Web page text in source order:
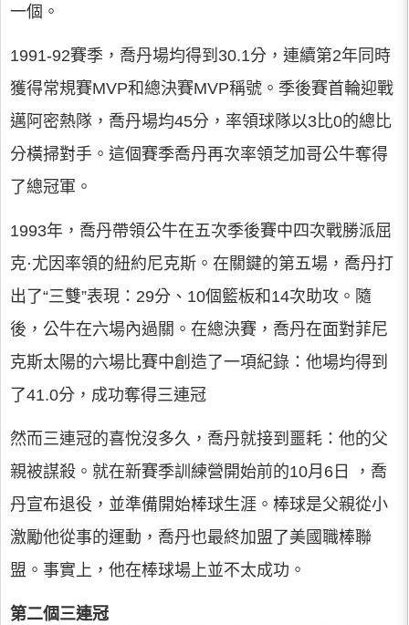
一個。
1991-92賽季，喬丹場均得到30.1分，連續第2年同時
獲得常規賽MVP和總決賽MVP稱號。季後賽首輪迎戰
邁阿密熱隊，喬丹場均45分，率領球隊以3比0的總比
分橫掃對手。這個賽季喬丹再次率領芝加哥公牛奪得
了總冠軍。
1993年，喬丹帶領公牛在五次季後賽中四次戰勝派屈
克·尤因率領的紐約尼克斯。在關鍵的第五場，喬丹打
出了“三雙”表現：29分、10個籃板和14次助攻。隨
後，公牛在六場內過關。在總決賽，喬丹在面對菲尼
克斯太陽的六場比賽中創造了一項紀錄：他場均得到
了41.0分，成功奪得三連冠
然而三連冠的喜悅沒多久，喬丹就接到噩耗：他的父
親被謀殺。就在新賽季訓練營開始前的10月6日 ，喬
丹宣布退役，並準備開始棒球生涯。棒球是父親從小
激勵他從事的運動，喬丹也最終加盟了美國職棒聯
盟。事實上，他在棒球場上並不太成功。
第二個三連冠